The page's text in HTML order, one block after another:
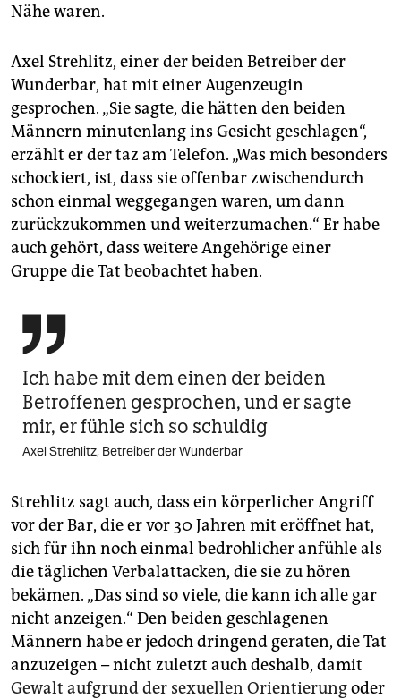
Nähe waren.
Axel Strehlitz, einer der beiden Betreiber der
Wunderbar, hat mit einer Augenzeugin
gesprochen. „Sie sagte, die hätten den beiden
Männern minutenlang ins Gesicht geschlagen“,
erzählt er der taz am Telefon. „Was mich besonders
schockiert, ist, dass sie offenbar zwischendurch
schon einmal weggegangen waren, um dann
zurückzukommen und weiterzumachen.“ Er habe
auch gehört, dass weitere Angehörige einer
Gruppe die Tat beobachtet haben.

Ich habe mit dem einen der beiden
Betroffenen gesprochen, und er sagte
mir, er fühle sich so schuldig
Axel Strehlitz, Betreiber der Wunderbar
Strehlitz sagt auch, dass ein körperlicher Angriff
vor der Bar, die er vor 30 Jahren mit eröffnet hat,
sich für ihn noch einmal bedrohlicher anfühle als
die täglichen Verbal­attacken, die sie zu hören
bekämen. „Das sind so viele, die kann ich alle gar
nicht anzeigen.“ Den beiden geschlagenen
Männern habe er jedoch dringend geraten, die Tat
anzuzeigen – nicht zuletzt auch deshalb, damit
Gewalt aufgrund der sexuellen Orientierungoder